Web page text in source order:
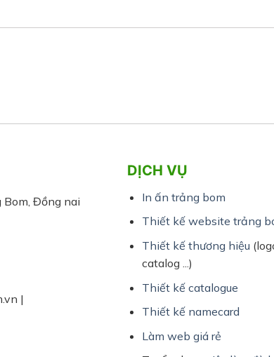
Đồng nai
|
DỊCH VỤ
In ấn trảng bom
Thiết kế website trảng
Thiết kế thương hiệu
catalog ...)
Thiết kế catalogue
Thiết kế namecard
Làm web giá rẻ